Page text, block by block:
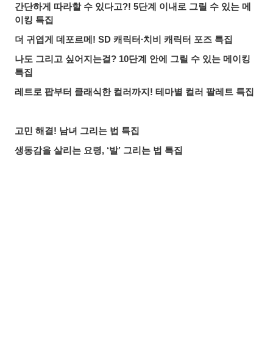
간단하게 따라할 수 있다고?! 5단계 이내로 그릴 수 있는 메
이킹 특집
더 귀엽게 데포르메! SD 캐릭터∙치비 캐릭터 포즈 특집
나도 그리고 싶어지는걸? 10단계 안에 그릴 수 있는 메이킹
특집
레트로 팝부터 클래식한 컬러까지! 테마별 컬러 팔레트 특집
고민 해결! 남녀 그리는 법 특집
생동감을 살리는 요령, ‘발’ 그리는 법 특집